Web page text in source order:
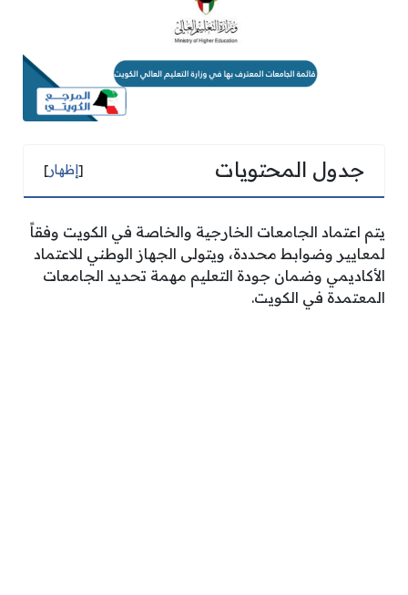
جدول المحتويات [إظهار]
يتم اعتماد الجامعات الخارجية والخاصة في الكويت وفقاً
لمعايير وضوابط محددة، ويتولى الجهاز الوطني للاعتماد
الأكاديمي وضمان جودة التعليم مهمة تحديد الجامعات
المعتمدة في الكويت.